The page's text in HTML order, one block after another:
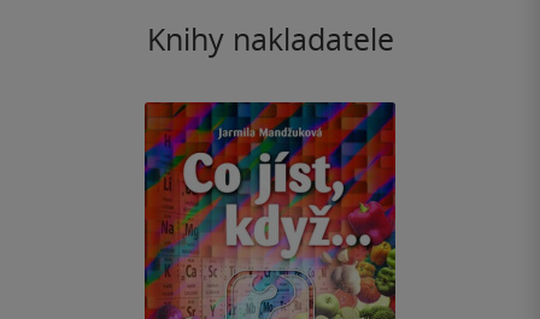
Knihy nakladatele